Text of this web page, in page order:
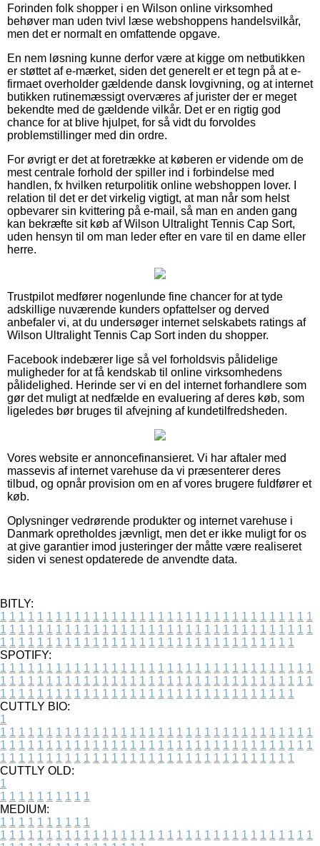
Forinden folk shopper i en Wilson online virksomhed
behøver man uden tvivl læse webshoppens handelsvilkår,
men det er normalt en omfattende opgave.
En nem løsning kunne derfor være at kigge om netbutikken
er støttet af e-mærket, siden det generelt er et tegn på at e-
firmaet overholder gældende dansk lovgivning, og at internet
butikken rutinemæssigt overværes af jurister der er meget
bekendte med de gældende vilkår. Det er en rigtig god
chance for at blive hjulpet, for så vidt du forvoldes
problemstillinger med din ordre.
For øvrigt er det at foretrække at køberen er vidende om de
mest centrale forhold der spiller ind i forbindelse med
handlen, fx hvilken returpolitik online webshoppen lover. I
relation til det er det virkelig vigtigt, at man når som helst
opbevarer sin kvittering på e-mail, så man en anden gang
kan bekræfte sit køb af Wilson Ultralight Tennis Cap Sort,
uden hensyn til om man leder efter en vare til en dame eller
herre.
Trustpilot medfører nogenlunde fine chancer for at tyde
adskillige nuværende kunders opfattelser og derved
anbefaler vi, at du undersøger internet selskabets ratings af
Wilson Ultralight Tennis Cap Sort inden du shopper.
Facebook indebærer lige så vel forholdsvis pålidelige
muligheder for at få kendskab til online virksomhedens
pålidelighed. Herinde ser vi en del internet forhandlere som
gør det muligt at nedfælde en evaluering af deres køb, som
ligeledes bør bruges til afvejning af kundetilfredsheden.
Vores website er annoncefinansieret. Vi har aftaler med
massevis af internet varehuse da vi præsenterer deres
tilbud, og opnår provision om en af vores brugere fuldfører et
køb.
Oplysninger vedrørende produkter og internet varehuse i
Danmark opretholdes jævnligt, men det er ikke muligt for os
at give garantier imod justeringer der måtte være realiseret
siden vi senest opdaterede de anvendte data.
BITLY:
1 1 1 1 1 1 1 1 1 1 1 1 1 1 1 1 1 1 1 1 1 1 1 1 1 1 1 1 1 1 1 1 1 1
1 1 1 1 1 1 1 1 1 1 1 1 1 1 1 1 1 1 1 1 1 1 1 1 1 1 1 1 1 1 1 1 1 1
1 1 1 1 1 1 1 1 1 1 1 1 1 1 1 1 1 1 1 1 1 1 1 1 1 1 1 1 1 1 1 1
SPOTIFY:
1 1 1 1 1 1 1 1 1 1 1 1 1 1 1 1 1 1 1 1 1 1 1 1 1 1 1 1 1 1 1 1 1 1
1 1 1 1 1 1 1 1 1 1 1 1 1 1 1 1 1 1 1 1 1 1 1 1 1 1 1 1 1 1 1 1 1 1
1 1 1 1 1 1 1 1 1 1 1 1 1 1 1 1 1 1 1 1 1 1 1 1 1 1 1 1 1 1 1 1
CUTTLY BIO:
1
1 1 1 1 1 1 1 1 1 1 1 1 1 1 1 1 1 1 1 1 1 1 1 1 1 1 1 1 1 1 1 1 1 1
1 1 1 1 1 1 1 1 1 1 1 1 1 1 1 1 1 1 1 1 1 1 1 1 1 1 1 1 1 1 1 1 1 1
1 1 1 1 1 1 1 1 1 1 1 1 1 1 1 1 1 1 1 1 1 1 1 1 1 1 1 1 1 1 1 1
CUTTLY OLD:
1
1 1 1 1 1 1 1 1 1 1
MEDIUM:
1 1 1 1 1 1 1 1 1 1
1 1 1 1 1 1 1 1 1 1 1 1 1 1 1 1 1 1 1 1 1 1 1 1 1 1 1 1 1 1 1 1 1 1